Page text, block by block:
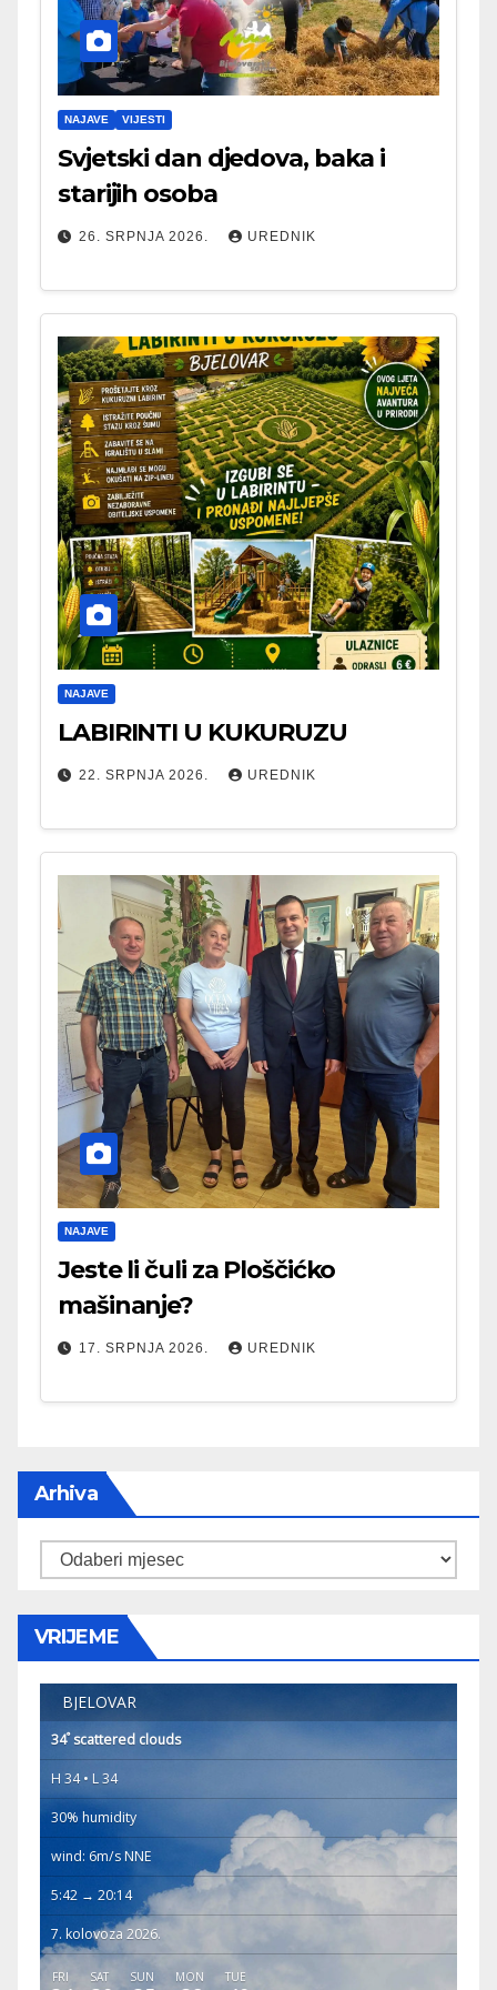
NAJAVE VIJESTI
Svjetski dan djedova, baka i
starijih osoba
26. SRPNJA 2026. UREDNIK
NAJAVE
LABIRINTI U KUKURUZU
22. SRPNJA 2026. UREDNIK
NAJAVE
Jeste li čuli za Ploščićko
mašinanje?
17. SRPNJA 2026. UREDNIK
Arhiva
Arhiva
VRIJEME
BJELOVAR
34°scattered clouds
H 34 • L 34
30% humidity
wind: 6m/s NNE
5:42 → 20:14
7. kolovoza 2026.
FRI SAT SUN MON TUE